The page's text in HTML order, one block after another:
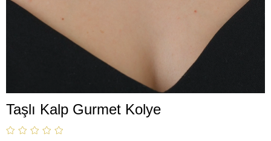
Taşlı Kalp Gurmet Kolye